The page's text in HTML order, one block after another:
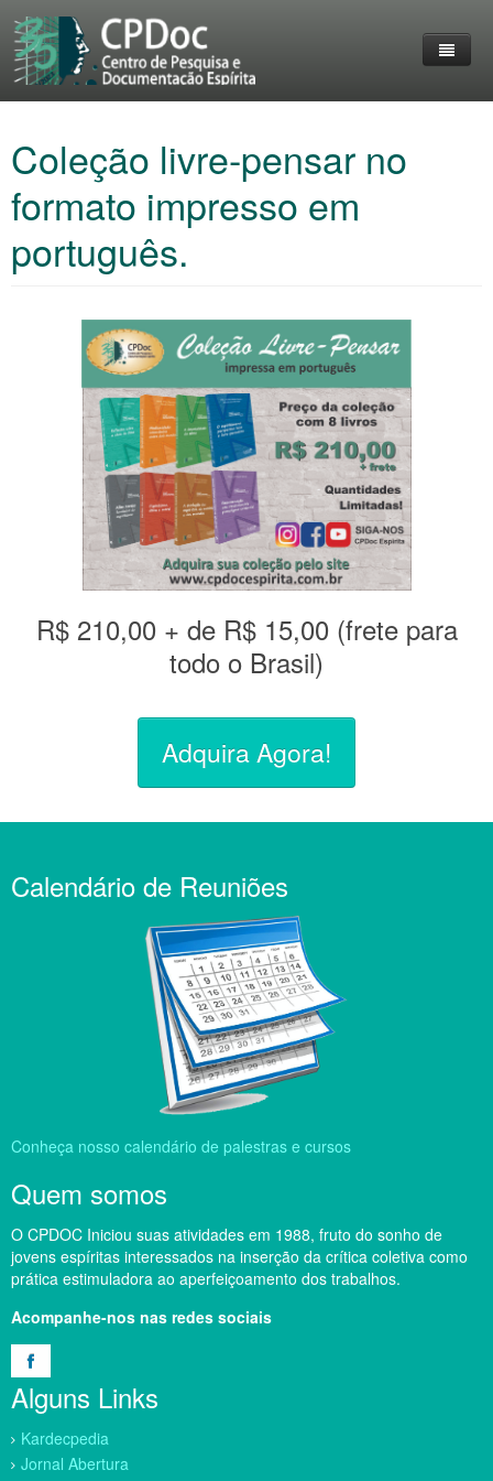
Coleção livre-pensar no
formato impresso em
português.
R$ 210,00 + de R$ 15,00 (frete para
todo o Brasil)
Adquira Agora!
Calendário de Reuniões
Conheça nosso calendário de palestras e cursos
Quem somos
O CPDOC Iniciou suas atividades em 1988, fruto do sonho de
jovens espíritas interessados na inserção da crítica coletiva como
prática estimuladora ao aperfeiçoamento dos trabalhos.
Acompanhe-nos nas redes sociais
Alguns Links
Kardecpedia
Jornal Abertura
Entrevistas
O Grupo
Reuniões
Membros do CPDoc
Destaques
Eventos
Personalidades em destaque
livros
Imprensa